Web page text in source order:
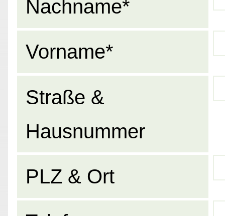
Nachname*
Vorname*
Straße &
Hausnummer
PLZ & Ort